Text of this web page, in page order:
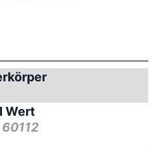
Wert
60112